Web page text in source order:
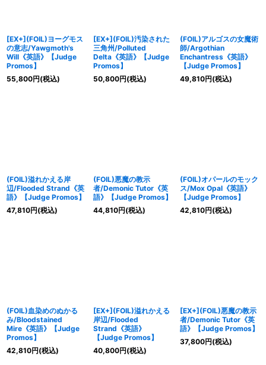
[EX+](FOIL)ヨーグモス
の意志/Yawgmoth's
Will《英語》【Judge
Promos】
55,800円(税込)
[EX+](FOIL)汚染された
三角州/Polluted
Delta《英語》【Judge
Promos】
50,800円(税込)
(FOIL)アルゴスの女魔術
師/Argothian
Enchantress《英語》
【Judge Promos】
49,810円(税込)
(FOIL)溢れかえる岸
辺/Flooded Strand《英
語》【Judge Promos】
47,810円(税込)
(FOIL)悪魔の教示
者/Demonic Tutor《英
語》【Judge Promos】
44,810円(税込)
(FOIL)オパールのモック
ス/Mox Opal《英語》
【Judge Promos】
42,810円(税込)
(FOIL)血染めのぬかる
み/Bloodstained
Mire《英語》【Judge
Promos】
42,810円(税込)
[EX+](FOIL)溢れかえる
岸辺/Flooded
Strand《英語》
【Judge Promos】
40,800円(税込)
[EX+](FOIL)悪魔の教示
者/Demonic Tutor《英
語》【Judge Promos】
37,800円(税込)